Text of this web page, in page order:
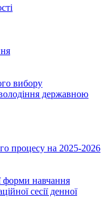
вибору
державною
процесу на 2025-2026
форми навчання
сесії денної